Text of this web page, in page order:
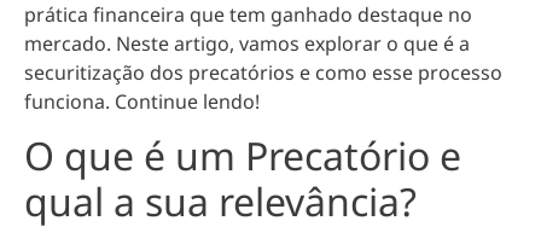
prática financeira que tem ganhado destaque no
mercado. Neste artigo, vamos explorar o que é a
securitização dos precatórios e como esse processo
funciona. Continue lendo!
O que é um Precatório e
qual a sua relevância?